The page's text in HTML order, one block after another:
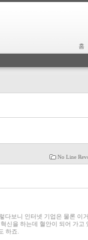
홈
No Line
다보니 인터넷 기업은 물론 이거
신을 하는데 혈안이 되어 가고
하죠.